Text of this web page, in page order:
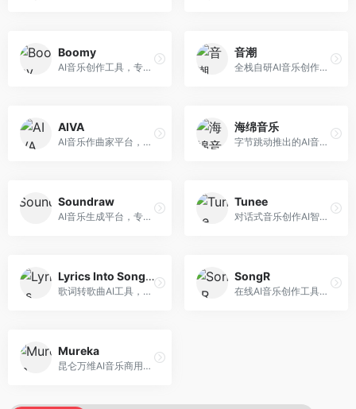
Boomy
AI音乐创作工具，专注于快速音乐生成与发布。面向音乐爱好者和业余创作者，支持一键生成原创音乐，可直接发布到音乐平台，创作门槛低。
音潮
全栈自研AI音乐创作平台，支持从创作到发布的完整流程。面向独立音乐人和音乐工作室，提供作词作曲、编曲混音、音乐发布等服务，创作工具专业。
AIVA
AI音乐作曲家平台，专注于古典和影视配乐创作。面向影视制作人和游戏开发者，提供原创音乐生成、配乐定制等服务，音乐风格专业，适合影视游戏配乐。
海绵音乐
字节跳动推出的AI音乐创作平台，支持多风格音乐生成。面向内容创作者和音乐爱好者，提供歌词创作、旋律生成、编曲制作等服务，创作效率高，适合短视频配乐。
Soundraw
AI音乐生成平台，专注于免版税音乐创作。面向视频创作者和内容制作者，提供背景音乐生成、音乐定制等服务，音乐版权清晰，适合视频配乐场景。
Tunee
对话式音乐创作AI智能体，支持自然语言交互创作。面向音乐爱好者，通过对话方式完成音乐创作，交互体验友好，创作过程直观。
Lyrics Into Song AI
歌词转歌曲AI工具，支持将歌词转化为完整歌曲。面向歌词创作者和音乐爱好者，提供歌词谱曲、编曲制作等服务，歌词音乐化效率高。
SongR
在线AI音乐创作工具，支持歌词与旋律一体化生成。面向内容创作者和音乐爱好者，提供歌词创作、旋律生成、音乐制作等服务，操作简便，创作速度快。
Mureka
昆仑万维AI音乐商用创作平台，专注于商业音乐授权。面向企业和商业用户，提供版权音乐生成、商用授权等服务，音乐版权清晰，商业应用安全。